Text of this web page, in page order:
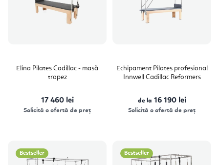
Elina Pilates Cadillac - masă
trapez
17 460 lei
Solicită o ofertă de preț
Echipament Pilates profesional
Innwell Cadillac Reformers
de la 16 190 lei
Solicită o ofertă de preț
Bestseller Bestseller